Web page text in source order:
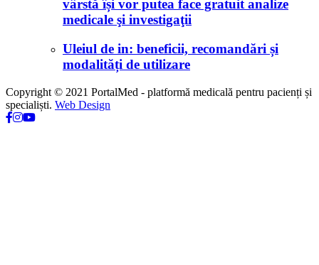
vârstă își vor putea face gratuit analize
medicale şi investigaţii
Uleiul de in: beneficii, recomandări și
modalități de utilizare
Copyright © 2021 PortalMed - platformă medicală pentru pacienți și
specialiști. Web Design